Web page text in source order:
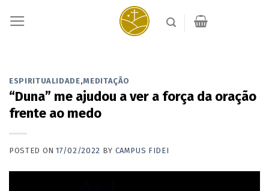
ESPIRITUALIDADE,MEDITAÇÃO
“Duna” me ajudou a ver a força da oração
frente ao medo
POSTED ON17/02/2022 BY CAMPUS FIDEI